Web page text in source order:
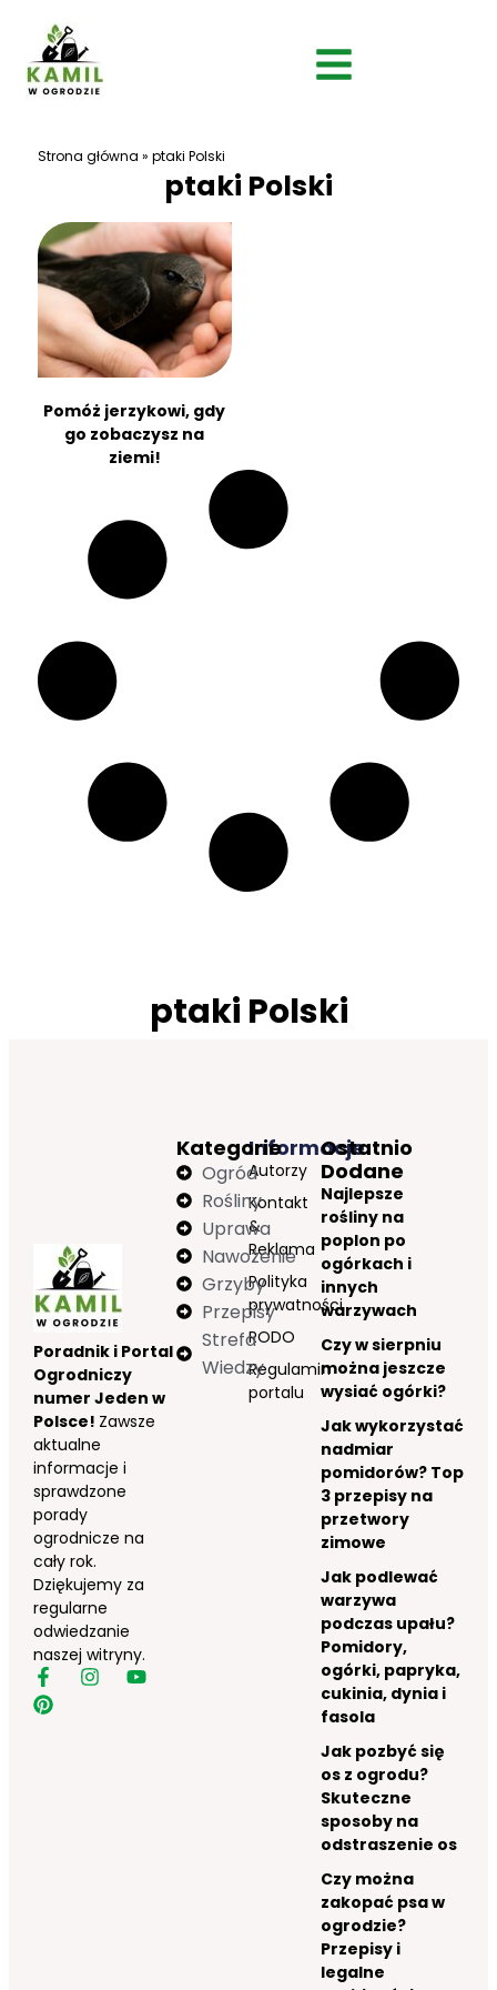
Strona główna » ptaki Polski
ptaki Polski
Pomóż jerzykowi, gdy
go zobaczysz na
ziemi!
ptaki Polski
Poradnik i Portal
Ogrodniczy
numer Jeden w
Polsce! Zawsze
aktualne
informacje i
sprawdzone
porady
ogrodnicze na
cały rok.
Dziękujemy za
regularne
odwiedzanie
naszej witryny.
Informacje
Autorzy
Kontakt
&
Reklama
Polityka
prywatności
RODO
Regulamin
portalu
Kategorie
Ogród
Rośliny
Uprawa
Nawożenie
Grzyby
Przepisy
Strefa
Wiedzy
Ostatnio
Dodane
Najlepsze
rośliny na
poplon po
ogórkach i
innych
warzywach
Czy w sierpniu
można jeszcze
wysiać ogórki?
Jak wykorzystać
nadmiar
pomidorów? Top
3 przepisy na
przetwory
zimowe
Jak podlewać
warzywa
podczas upału?
Pomidory,
ogórki, papryka,
cukinia, dynia i
fasola
Jak pozbyć się
os z ogrodu?
Skuteczne
sposoby na
odstraszenie os
Czy można
zakopać psa w
ogrodzie?
Przepisy i
legalne